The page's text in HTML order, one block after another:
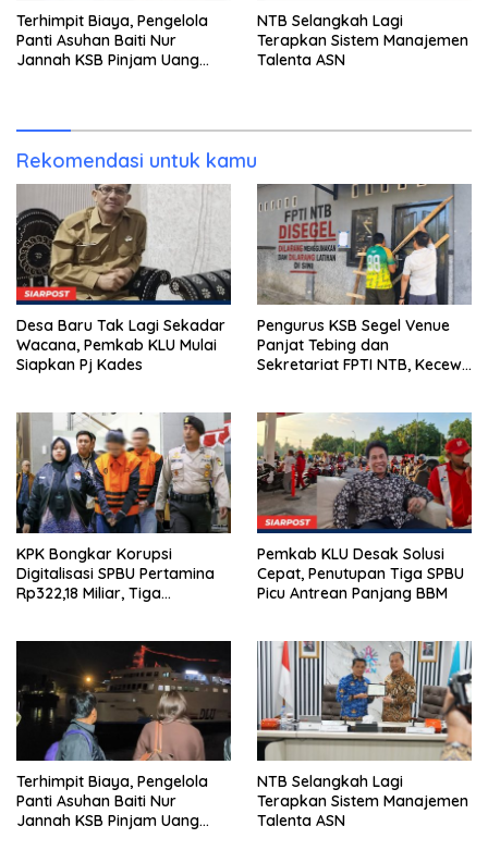
Terhimpit Biaya, Pengelola
Panti Asuhan Baiti Nur
Jannah KSB Pinjam Uang
NTB Selangkah Lagi
Terapkan Sistem Manajemen
Talenta ASN
Rekomendasi untuk kamu
Desa Baru Tak Lagi Sekadar
Wacana, Pemkab KLU Mulai
Siapkan Pj Kades
Pengurus KSB Segel Venue
Panjat Tebing dan
Sekretariat FPTI NTB, Kecewa
KPK Bongkar Korupsi
Digitalisasi SPBU Pertamina
Rp322,18 Miliar, Tiga
Pemkab KLU Desak Solusi
Cepat, Penutupan Tiga SPBU
Picu Antrean Panjang BBM
Terhimpit Biaya, Pengelola
Panti Asuhan Baiti Nur
Jannah KSB Pinjam Uang
NTB Selangkah Lagi
Terapkan Sistem Manajemen
Talenta ASN